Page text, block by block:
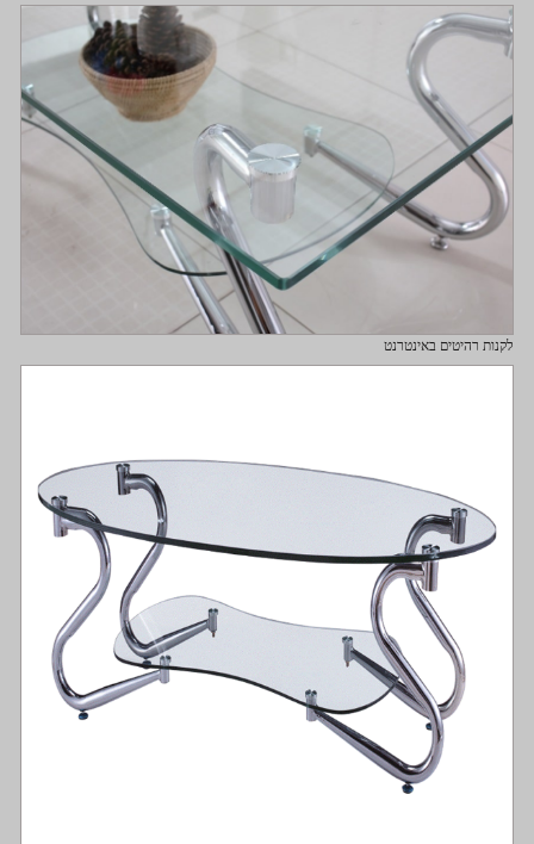
לקנות רהיטים באינטרנט